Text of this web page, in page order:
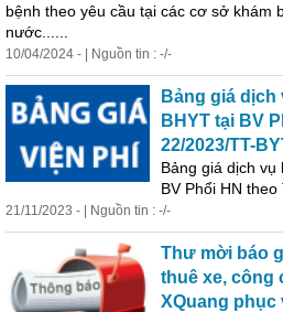
bệnh theo yêu cầu tại các cơ sở khám
nước......
10/04/2024 - | Nguồn tin : -/-
Bảng giá
BHYT tại BV
22/2023/TT-
Bảng giá dịch vụ
BV Phổi HN theo
21/11/2023 - | Nguồn tin : -/-
Thư mời báo
thuê xe, công
XQuang phục